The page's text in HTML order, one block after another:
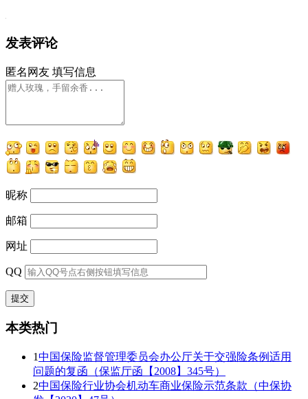
发表评论
匿名网友 填写信息
昵称
邮箱
网址
QQ
本类热门
1中国保险监督管理委员会办公厅关于交强险条例适用
问题的复函（保监厅函【2008】345号）
2中国保险行业协会机动车商业保险示范条款（中保协